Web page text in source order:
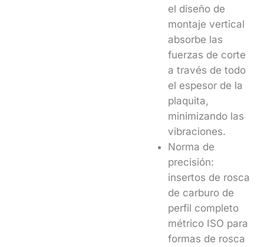
el diseño de
montaje vertical
absorbe las
fuerzas de corte
a través de todo
el espesor de la
plaquita,
minimizando las
vibraciones.
Norma de
precisión:
insertos de rosca
de carburo de
perfil completo
métrico ISO para
formas de rosca